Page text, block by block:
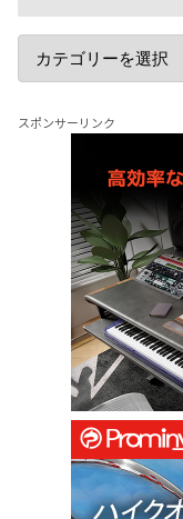
スポンサーリンク